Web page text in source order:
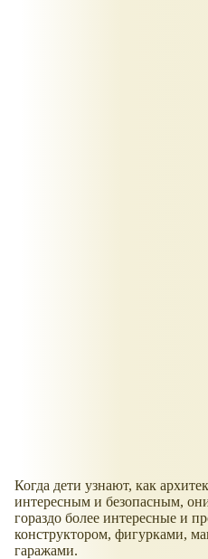
Когда дети узнают, как
интересным и безопасным,
гораздо более интересные и
конструктором, фигурками,
гаражами.